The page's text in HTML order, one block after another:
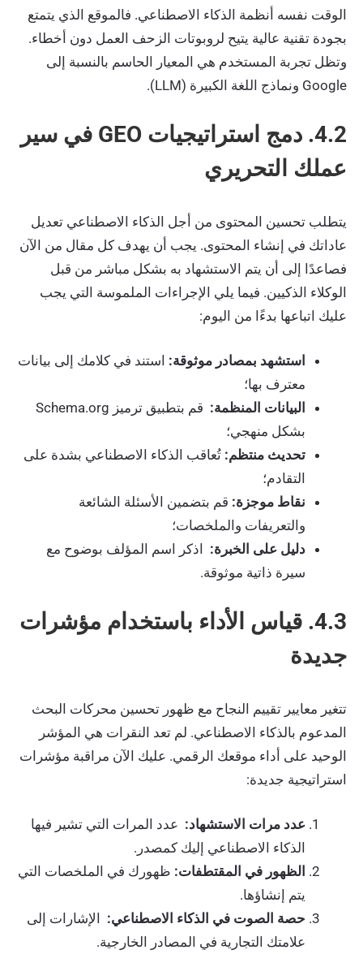
الوقت نفسه أنظمة الذكاء الاصطناعي. فالموقع الذي يتمتع
بجودة تقنية عالية يتيح لروبوتات الزحف العمل دون أخطاء.
وتظل تجربة المستخدم هي المعيار الحاسم بالنسبة إلى
Google ونماذج اللغة الكبيرة (LLM).
4.2. دمج استراتيجيات GEO في سير
عملك التحريري
يتطلب تحسين المحتوى من أجل الذكاء الاصطناعي تعديل
عاداتك في إنشاء المحتوى. يجب أن يهدف كل مقال من الآن
فصاعدًا إلى أن يتم الاستشهاد به بشكل مباشر من قبل
الوكلاء الذكيين. فيما يلي الإجراءات الملموسة التي يجب
عليك اتباعها بدءًا من اليوم:
استشهد بمصادر موثوقة: استند في كلامك إلى بيانات
معترف بها؛
البيانات المنظمة:
قم بتطبيق ترميز Schema.org
بشكل منهجي؛
تحديث منتظم: تُعاقب الذكاء الاصطناعي بشدة على
التقادم؛
نقاط موجزة: قم بتضمين الأسئلة الشائعة
والتعريفات والملخصات؛
دليل على الخبرة: اذكر اسم المؤلف بوضوح مع
سيرة ذاتية موثوقة.
4.3. قياس الأداء باستخدام مؤشرات
جديدة
تتغير معايير تقييم النجاح مع ظهور تحسين محركات البحث
المدعوم بالذكاء الاصطناعي. لم تعد النقرات هي المؤشر
الوحيد على أداء موقعك الرقمي. عليك الآن مراقبة مؤشرات
استراتيجية جديدة:
عدد مرات الاستشهاد: عدد المرات التي تشير فيها
الذكاء الاصطناعي إليك كمصدر.
الظهور في المقتطفات: ظهورك في الملخصات التي
يتم إنشاؤها.
حصة الصوت في الذكاء الاصطناعي: الإشارات إلى
علامتك التجارية في المصادر الخارجية.